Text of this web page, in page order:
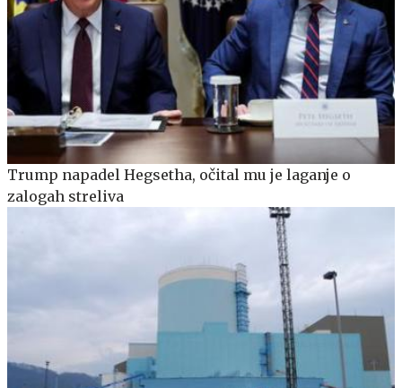
Trump napadel Hegsetha, očital mu je laganje o
zalogah streliva